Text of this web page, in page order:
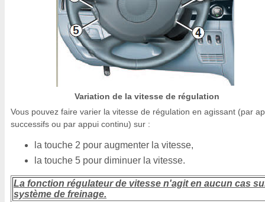
Variation de la vitesse de régulation
Vous pouvez faire varier la vitesse de régulation en agissant (par
successifs ou par appui continu) sur :
la touche 2 pour augmenter la vitesse,
la touche 5 pour diminuer la vitesse.
La fonction régulateur de vitesse n'agit en aucun cas
système de freinage.